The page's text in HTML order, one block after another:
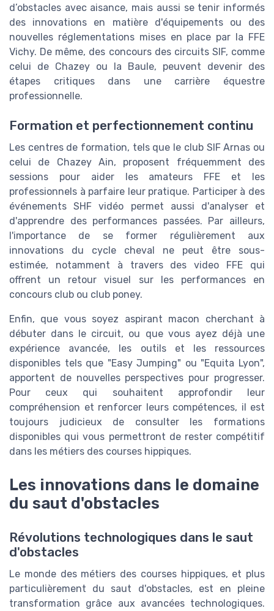
d’obstacles avec aisance, mais aussi se tenir informés
des innovations en matière d'équipements ou des
nouvelles réglementations mises en place par la FFE
Vichy. De même, des concours des circuits SIF, comme
celui de Chazey ou la Baule, peuvent devenir des
étapes critiques dans une carrière équestre
professionnelle.
Formation et perfectionnement continu
Les centres de formation, tels que le club SIF Arnas ou
celui de Chazey Ain, proposent fréquemment des
sessions pour aider les amateurs FFE et les
professionnels à parfaire leur pratique. Participer à des
événements SHF vidéo permet aussi d'analyser et
d'apprendre des performances passées. Par ailleurs,
l'importance de se former régulièrement aux
innovations du cycle cheval ne peut être sous-
estimée, notamment à travers des video FFE qui
offrent un retour visuel sur les performances en
concours club ou club poney.
Enfin, que vous soyez aspirant macon cherchant à
débuter dans le circuit, ou que vous ayez déjà une
expérience avancée, les outils et les ressources
disponibles tels que "Easy Jumping" ou "Equita Lyon",
apportent de nouvelles perspectives pour progresser.
Pour ceux qui souhaitent approfondir leur
compréhension et renforcer leurs compétences, il est
toujours judicieux de consulter les formations
disponibles qui vous permettront de rester compétitif
dans les métiers des courses hippiques.
Les innovations dans le domaine
du saut d'obstacles
Révolutions technologiques dans le saut
d'obstacles
Le monde des métiers des courses hippiques, et plus
particulièrement du saut d'obstacles, est en pleine
transformation grâce aux avancées technologiques.